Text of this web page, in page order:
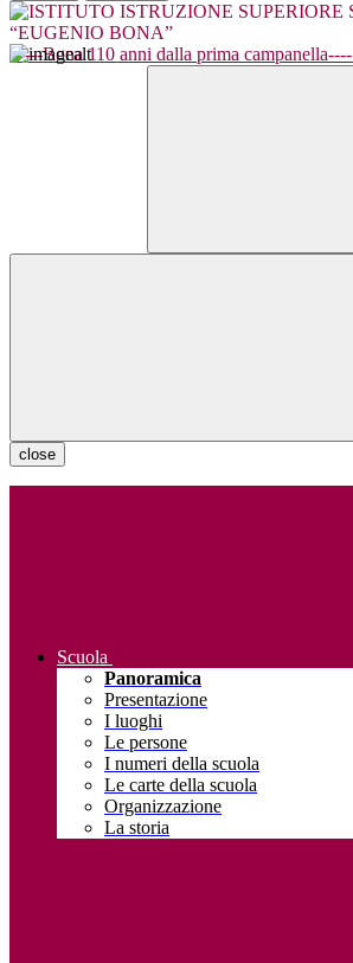
----Bona 110 anni dalla prima campanella----
close
Scuola
Panoramica
Presentazione
I luoghi
Le persone
I numeri della scuola
Le carte della scuola
Organizzazione
La storia